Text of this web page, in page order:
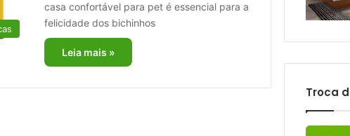
casa confortável para pet é essencial para a
felicidade dos bichinhos
Leia mais »
Troca